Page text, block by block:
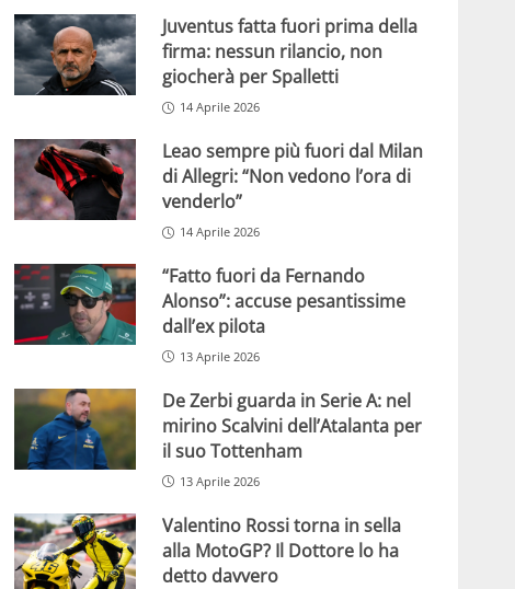
Juventus fatta fuori prima della
firma: nessun rilancio, non
giocherà per Spalletti
14 Aprile 2026
Leao sempre più fuori dal Milan
di Allegri: “Non vedono l’ora di
venderlo”
14 Aprile 2026
“Fatto fuori da Fernando
Alonso”: accuse pesantissime
dall’ex pilota
13 Aprile 2026
De Zerbi guarda in Serie A: nel
mirino Scalvini dell’Atalanta per
il suo Tottenham
13 Aprile 2026
Valentino Rossi torna in sella
alla MotoGP? Il Dottore lo ha
detto davvero